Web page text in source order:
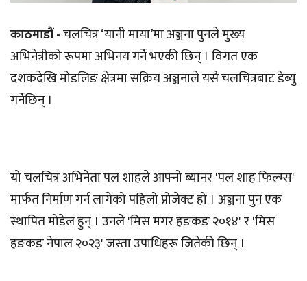
काठमाडौं -चलचित्र ‘यानी माया’मा अञ्जना पुनले मुख्य
अभिनेत्रीको रूपमा अभिनय गर्ने भएकी छिन् । विगत एक
दशकदेखि मोडलिङ क्षेत्रमा सक्रिय अञ्जनाले यसै चलचित्रबाट डेब्यु
गर्नेछिन् ।
यो चलचित्र अभिनेता पल शाहले आफ्नो ब्यानर 'पल शाह फिल्म्स'
मार्फत निर्माण गर्न लागेको पहिलो प्रोजेक्ट हो । अञ्जना पुन एक
स्थापित मोडेल हुन् । उनले 'मिस मगर हङकङ २०१४' र 'मिस
हङकङ नेपाल २०२३' जस्ता उपाधिहरू जितेकी छिन् ।